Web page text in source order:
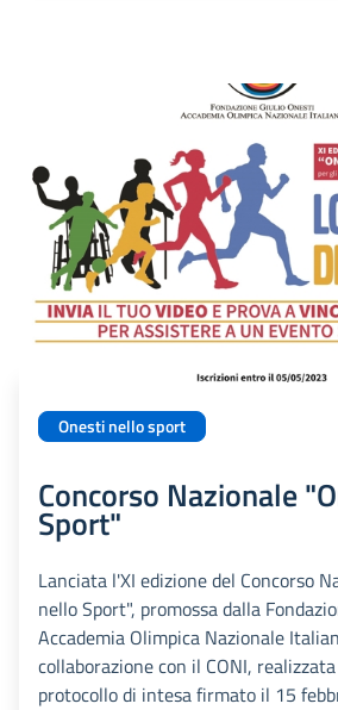
Onesti nello sport
Concorso Nazionale
Sport"
Lanciata l'XI edizione del Concorso
nello Sport", promossa dalla
Accademia Olimpica Nazionale
collaborazione con il CONI,
protocollo di intesa firmato il 15